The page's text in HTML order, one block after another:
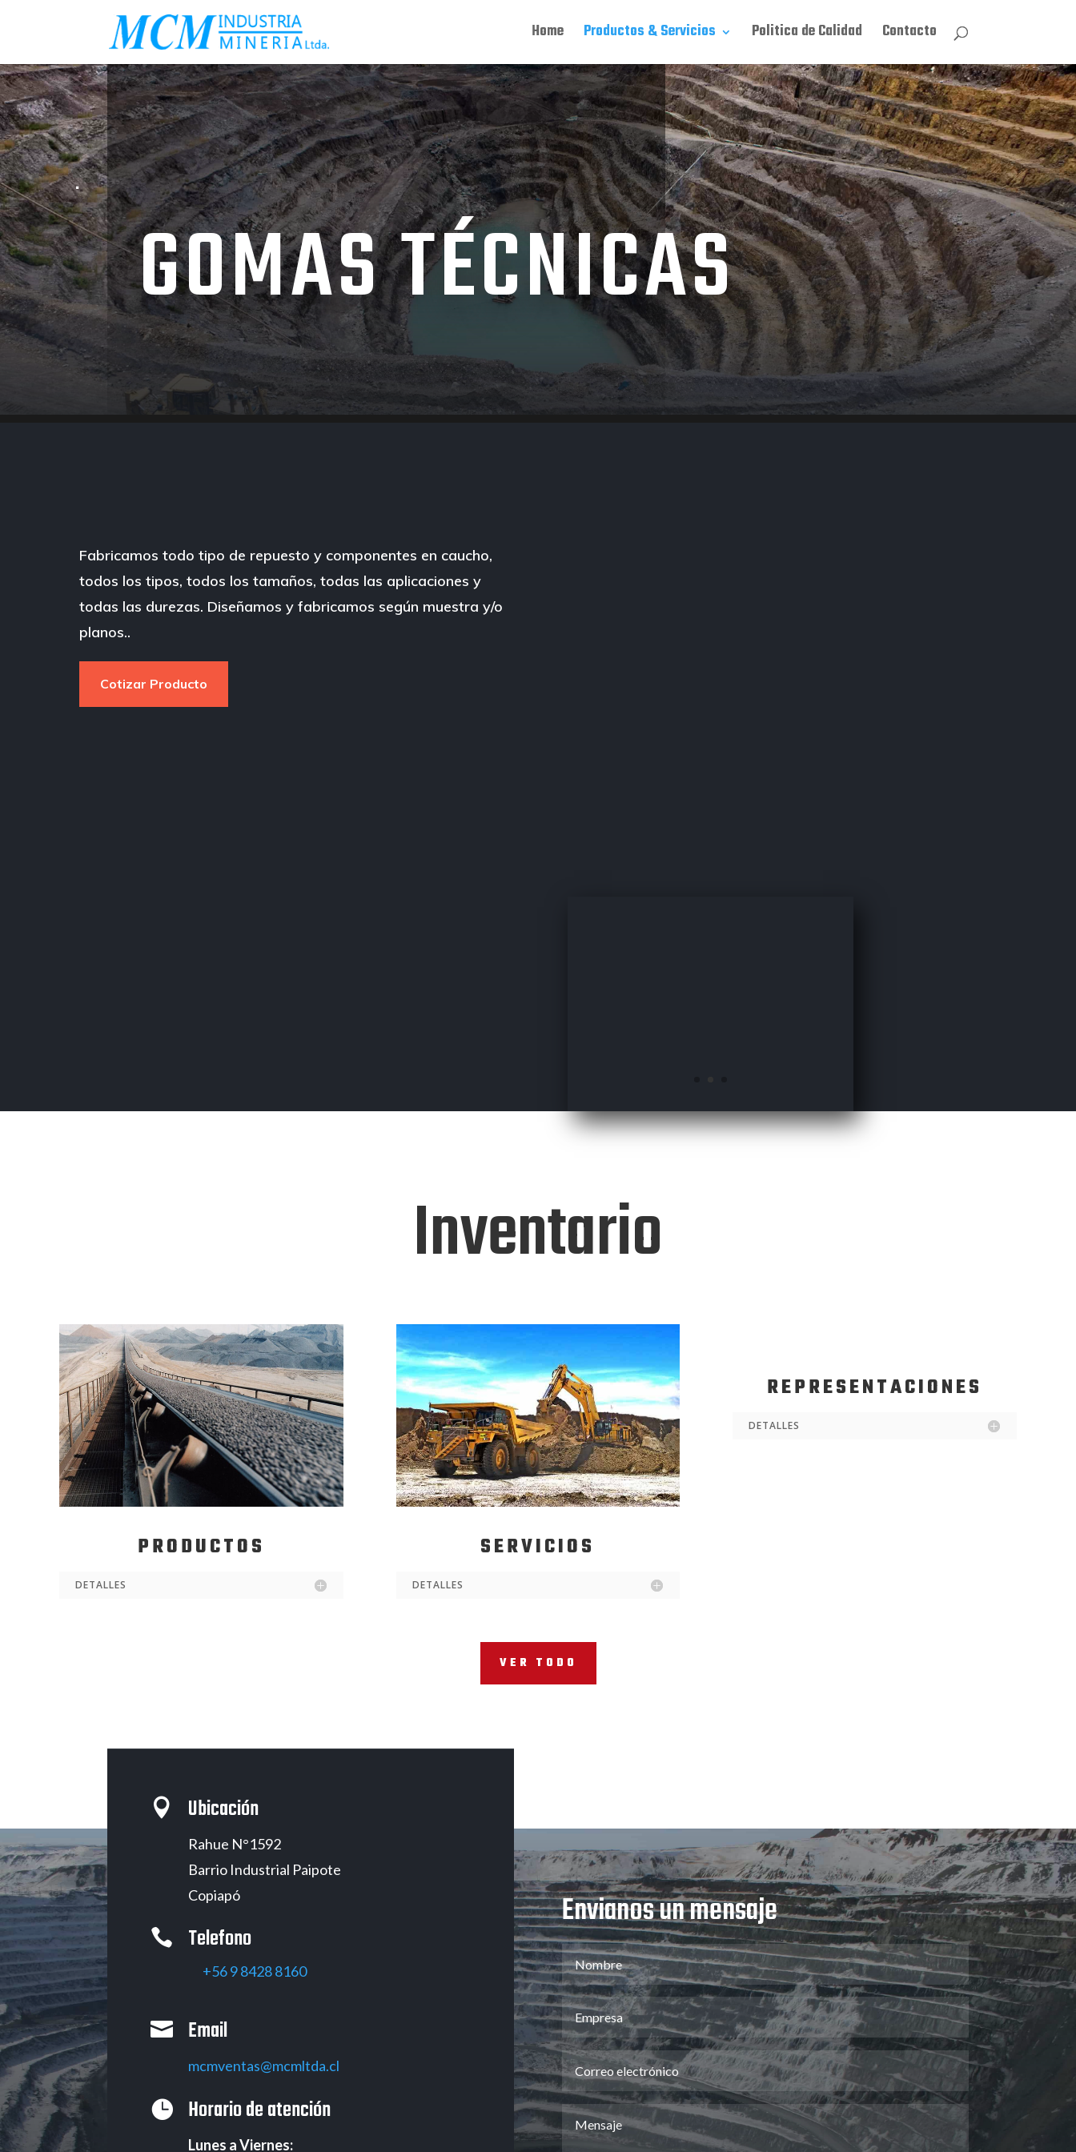
Home Productos & Servicios Politica de Calidad Contacto
.
GOMAS TÉCNICAS
Fabricamos todo tipo de repuesto y componentes en caucho,
todos los tipos, todos los tamaños, todas las aplicaciones y
todas las durezas. Diseñamos y fabricamos según muestra y/o
planos..
Cotizar Producto
Inventario
PRODUCTOS
DETALLES
SERVICIOS
DETALLES
REPRESENTACIONES
DETALLES
VER TODO
 Ubicación
Rahue N°1592
Barrio Industrial Paipote
Copiapó
 Telefono
‭+56 9 8428 8160‬
 Email
mcmventas@mcmltda.cl
 Horario de atención
Lunes a Viernes:
Envianos un mensaje